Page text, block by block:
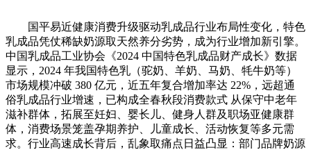
国平易近健康消费升级驱动乳成品行业布局性变化，特色
乳成品凭仗稀缺奶源取天然养分劣势，成为行业增加新引擎。
中国乳成品工业协会《2024 中国特色乳成品财产成长》数据
显示，2024 年我国特色乳（驼奶、羊奶、马奶、牦牛奶等）
市场规模冲破 380 亿元，近五年复合增加率达 22%，远超通
俗乳成品行业增速，已构成全春秋段消费款式 从保守中老年
滋补群体，拓展至妊妇、婴长儿、健身人群及职场亚健康群
体，消费场景笼盖孕期养护、儿童成长、活动恢复等多元需
求。行业高速成长背后，乱象取痛点日益凸显：部门品牌奶源